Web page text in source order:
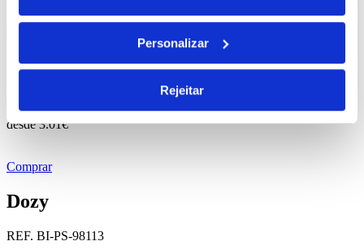
Personalizar
Rejeitar
Comprar
Seventh
desde 3.01€
Comprar
Dozy
REF. BI-PS-98113